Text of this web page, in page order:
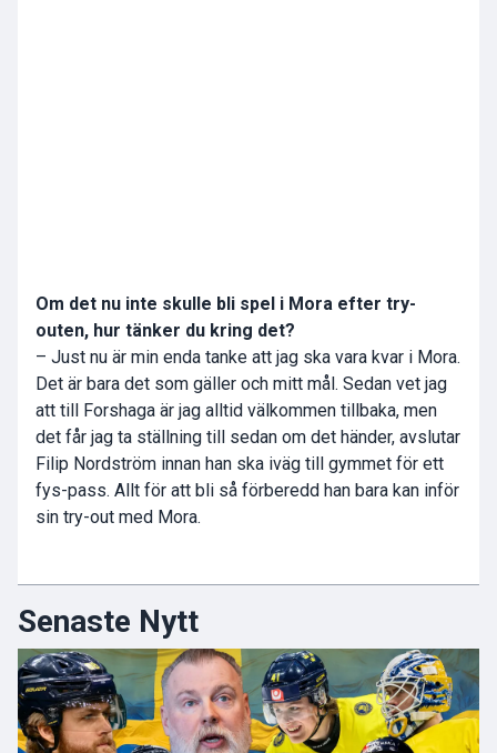
Om det nu inte skulle bli spel i Mora efter try-
outen, hur tänker du kring det?
– Just nu är min enda tanke att jag ska vara kvar i Mora.
Det är bara det som gäller och mitt mål. Sedan vet jag
att till Forshaga är jag alltid välkommen tillbaka, men
det får jag ta ställning till sedan om det händer, avslutar
Filip Nordström innan han ska iväg till gymmet för ett
fys-pass. Allt för att bli så förberedd han bara kan inför
sin try-out med Mora.
Senaste Nytt